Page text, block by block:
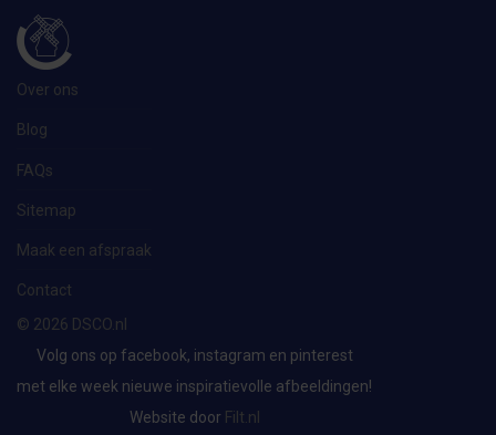
Over ons
Blog
FAQs
Sitemap
Maak een afspraak
Contact
© 2026 DSCO.nl
Volg ons op facebook, instagram en pinterest
met elke week nieuwe inspiratievolle afbeeldingen!
Website door Filt.nl